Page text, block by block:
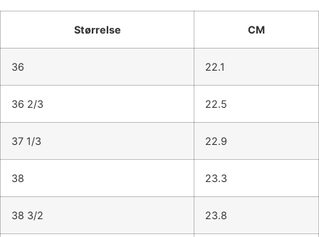
Størrelse CM
36 22.1
36 2/3 22.5
37 1/3 22.9
38 23.3
38 3/2 23.8